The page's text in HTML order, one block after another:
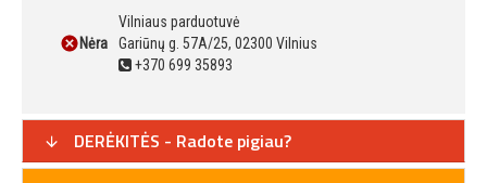
Nėra
Vilniaus parduotuvė
Gariūnų g. 57A/25, 02300 Vilnius
+370 699 35893
DERĖKITĖS - Radote pigiau?